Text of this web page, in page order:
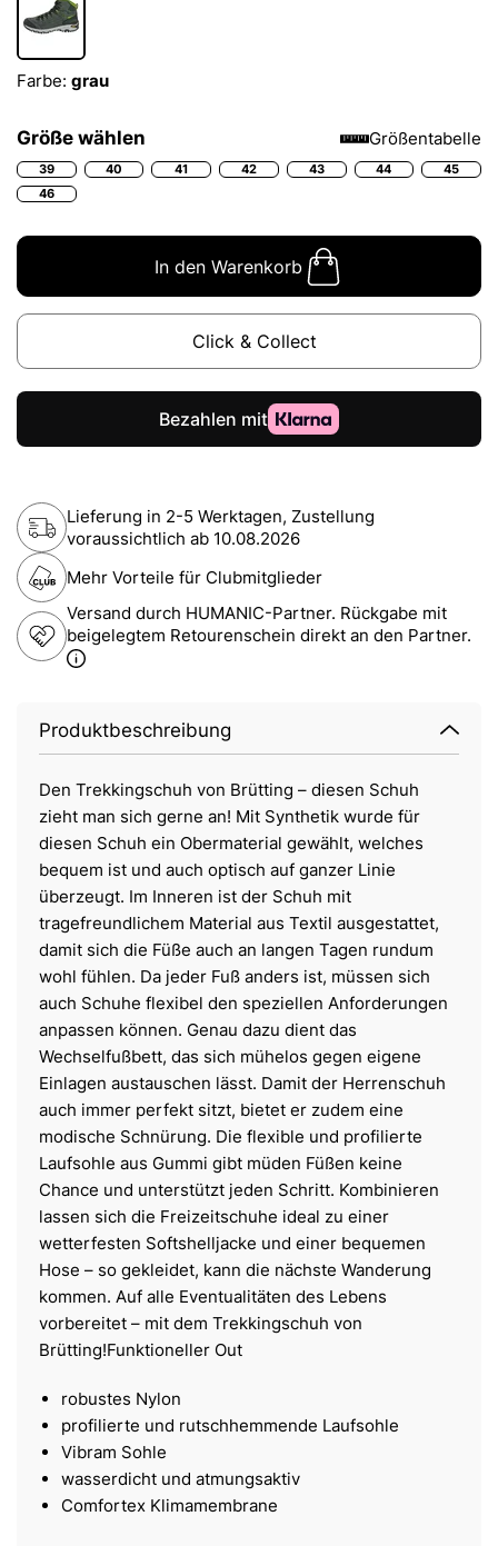
Farbe: grau
Größe wählen Größentabelle
39 40 41 42 43 44
45
46
In den Warenkorb
Click & Collect
Lieferung in 2-5 Werktagen, Zustellung
voraussichtlich ab 10.08.2026
Mehr Vorteile für Clubmitglieder
Versand durch HUMANIC-Partner. Rückgabe mit
beigelegtem Retourenschein direkt an den Partner.
Produktbeschreibung
Den Trekkingschuh von Brütting – diesen Schuh
zieht man sich gerne an! Mit Synthetik wurde für
diesen Schuh ein Obermaterial gewählt, welches
bequem ist und auch optisch auf ganzer Linie
überzeugt. Im Inneren ist der Schuh mit
tragefreundlichem Material aus Textil ausgestattet,
damit sich die Füße auch an langen Tagen rundum
wohl fühlen. Da jeder Fuß anders ist, müssen sich
auch Schuhe flexibel den speziellen Anforderungen
anpassen können. Genau dazu dient das
Wechselfußbett, das sich mühelos gegen eigene
Einlagen austauschen lässt. Damit der Herrenschuh
auch immer perfekt sitzt, bietet er zudem eine
modische Schnürung. Die flexible und profilierte
Laufsohle aus Gummi gibt müden Füßen keine
Chance und unterstützt jeden Schritt. Kombinieren
lassen sich die Freizeitschuhe ideal zu einer
wetterfesten Softshelljacke und einer bequemen
Hose – so gekleidet, kann die nächste Wanderung
kommen. Auf alle Eventualitäten des Lebens
vorbereitet – mit dem Trekkingschuh von
Brütting!Funktioneller Out
robustes Nylon
profilierte und rutschhemmende Laufsohle
Vibram Sohle
wasserdicht und atmungsaktiv
Comfortex Klimamembrane